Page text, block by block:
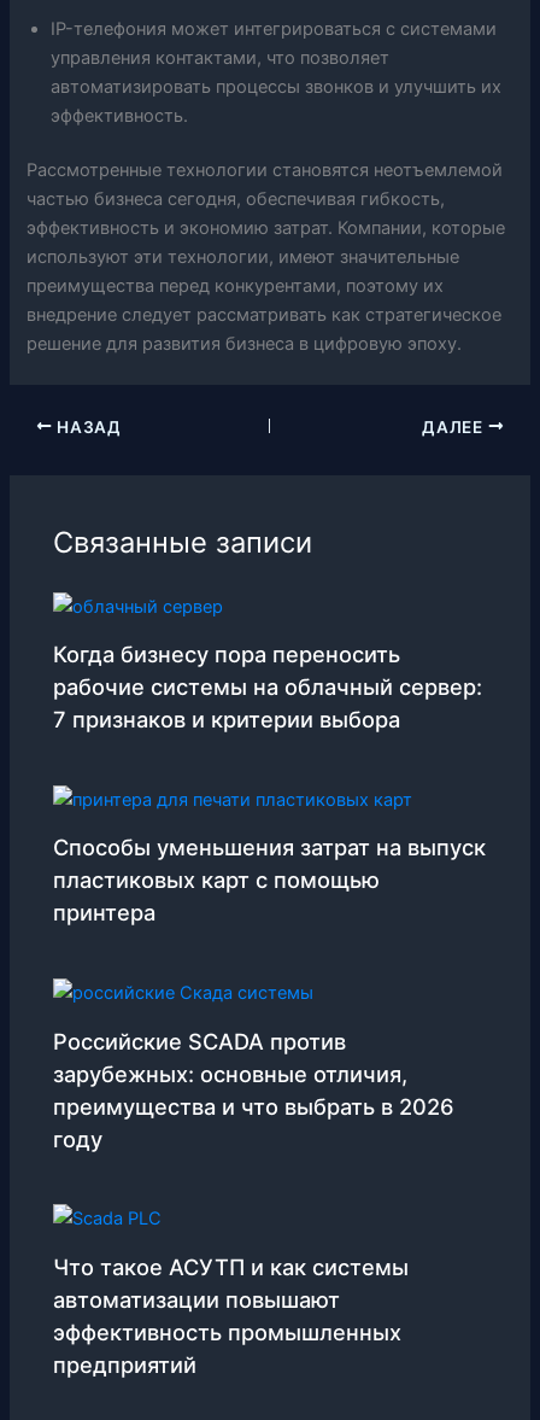
IP-телефония может интегрироваться с системами
управления контактами, что позволяет
автоматизировать процессы звонков и улучшить их
эффективность.
Рассмотренные технологии становятся неотъемлемой
частью бизнеса сегодня, обеспечивая гибкость,
эффективность и экономию затрат. Компании, которые
используют эти технологии, имеют значительные
преимущества перед конкурентами, поэтому их
внедрение следует рассматривать как стратегическое
решение для развития бизнеса в цифровую эпоху.
НАЗАД ДАЛЕЕ
Связанные записи
Когда бизнесу пора переносить
рабочие системы на облачный сервер:
7 признаков и критерии выбора
Способы уменьшения затрат на выпуск
пластиковых карт с помощью
принтера
Российские SCADA против
зарубежных: основные отличия,
преимущества и что выбрать в 2026
году
Что такое АСУТП и как системы
автоматизации повышают
эффективность промышленных
предприятий